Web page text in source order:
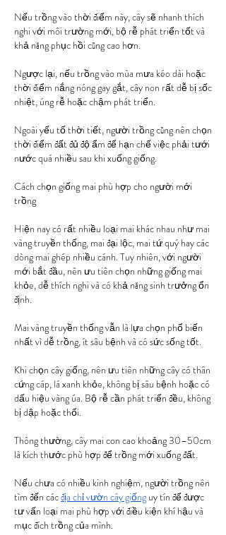
Nếu trồng vào thời điểm này, cây sẽ nhanh thích
nghi với môi trường mới, bộ rễ phát triển tốt và
khả năng phục hồi cũng cao hơn.
Ngược lại, nếu trồng vào mùa mưa kéo dài hoặc
thời điểm nắng nóng gay gắt, cây non rất dễ bị sốc
nhiệt, úng rễ hoặc chậm phát triển.
Ngoài yếu tố thời tiết, người trồng cũng nên chọn
thời điểm đất đủ độ ẩm để hạn chế việc phải tưới
nước quá nhiều sau khi xuống giống.
Cách chọn giống mai phù hợp cho người mới
trồng
Hiện nay có rất nhiều loại mai khác nhau như mai
vàng truyền thống, mai đại lộc, mai tứ quý hay các
dòng mai ghép nhiều cánh. Tuy nhiên, với người
mới bắt đầu, nên ưu tiên chọn những giống mai
khỏe, dễ thích nghi và có khả năng sinh trưởng ổn
định.
Mai vàng truyền thống vẫn là lựa chọn phổ biến
nhất vì dễ trồng, ít sâu bệnh và có sức sống tốt.
Khi chọn cây giống, nên ưu tiên những cây có thân
cứng cáp, lá xanh khỏe, không bị sâu bệnh hoặc có
dấu hiệu vàng úa. Bộ rễ cần phát triển đều, không
bị dập hoặc thối.
Thông thường, cây mai con cao khoảng 30–50cm
là kích thước phù hợp để trồng mới xuống đất.
Nếu chưa có nhiều kinh nghiệm, người trồng nên
tìm đến các địa chỉ vườn cây giống uy tín để được
tư vấn loại mai phù hợp với điều kiện khí hậu và
mục đích trồng của mình.